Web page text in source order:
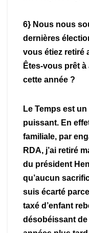
6} Nous nous
dernières
vous étiez retiré
Êtes-vous prêt
cette année ?
Le Temps est
puissant. En
familiale, par
RDA, j’ai retiré
du président
qu’aucun
suis écarté
taxé d’enfant
désobéissant